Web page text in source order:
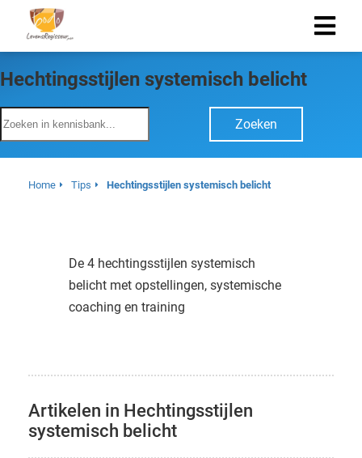
Hechtingsstijlen systemisch belicht
Zoeken
Home Tips Hechtingsstijlen systemisch belicht
De 4 hechtingsstijlen systemisch
belicht met opstellingen, systemische
coaching en training
Artikelen in Hechtingsstijlen
systemisch belicht